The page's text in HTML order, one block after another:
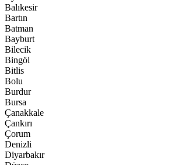
Balıkesir
Bartın
Batman
Bayburt
Bilecik
Bingöl
Bitlis
Bolu
Burdur
Bursa
Çanakkale
Çankırı
Çorum
Denizli
Diyarbakır